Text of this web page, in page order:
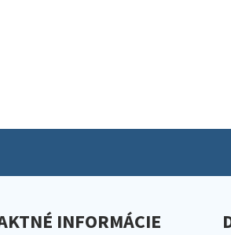
INFORMÁCIE